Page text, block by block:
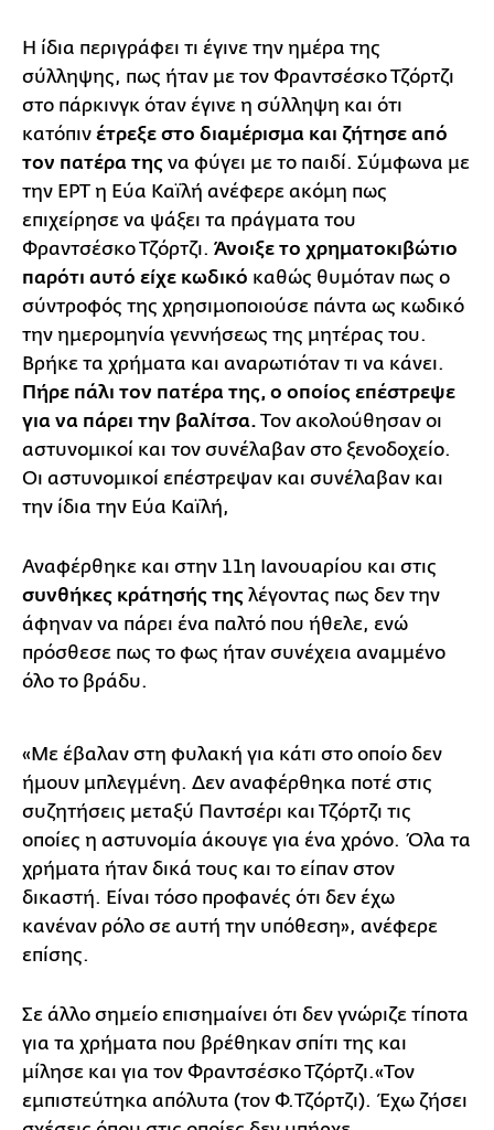
Η ίδια περιγράφει τι έγινε την ημέρα της
σύλληψης, πως ήταν με τον Φραντσέσκο Τζόρτζι
στο πάρκινγκ όταν έγινε η σύλληψη και ότι
κατόπιν έτρεξε στο διαμέρισμα και ζήτησε από
τον πατέρα της να φύγει με το παιδί. Σύμφωνα με
την ΕΡΤ η Εύα Καϊλή ανέφερε ακόμη πως
επιχείρησε να ψάξει τα πράγματα του
Φραντσέσκο Τζόρτζι. Άνοιξε το χρηματοκιβώτιο
παρότι αυτό είχε κωδικό καθώς θυμόταν πως ο
σύντροφός της χρησιμοποιούσε πάντα ως κωδικό
την ημερομηνία γεννήσεως της μητέρας του.
Βρήκε τα χρήματα και αναρωτιόταν τι να κάνει.
Πήρε πάλι τον πατέρα της, ο οποίος επέστρεψε
για να πάρει την βαλίτσα. Τον ακολούθησαν οι
αστυνομικοί και τον συνέλαβαν στο ξενοδοχείο.
Οι αστυνομικοί επέστρεψαν και συνέλαβαν και
την ίδια την Εύα Καϊλή,
Αναφέρθηκε και στην 11η Ιανουαρίου και στις
συνθήκες κράτησής της λέγοντας πως δεν την
άφηναν να πάρει ένα παλτό που ήθελε, ενώ
πρόσθεσε πως το φως ήταν συνέχεια αναμμένο
όλο το βράδυ.
«Με έβαλαν στη φυλακή για κάτι στο οποίο δεν
ήμουν μπλεγμένη. Δεν αναφέρθηκα ποτέ στις
συζητήσεις μεταξύ Παντσέρι και Τζόρτζι τις
οποίες η αστυνομία άκουγε για ένα χρόνο. Όλα τα
χρήματα ήταν δικά τους και το είπαν στον
δικαστή. Είναι τόσο προφανές ότι δεν έχω
κανέναν ρόλο σε αυτή την υπόθεση», ανέφερε
επίσης.
Σε άλλο σημείο επισημαίνει ότι δεν γνώριζε τίποτα
για τα χρήματα που βρέθηκαν σπίτι της και
μίλησε και για τον Φραντσέσκο Τζόρτζι.«Τον
εμπιστεύτηκα απόλυτα (τον Φ.Τζόρτζι). Έχω ζήσει